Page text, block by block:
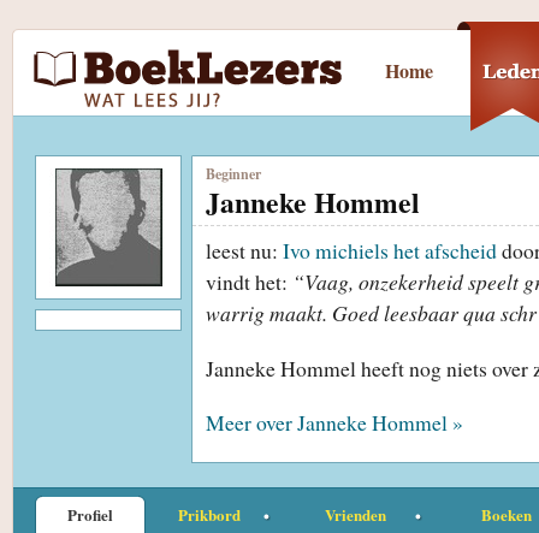
Home
Beginner
Janneke Hommel
leest nu: Ivo michiels het afscheid
vindt het: “Vaag, onzekerheid speelt
warrig maakt. Goed leesbaar qua
Janneke Hommel heeft nog niets
Meer over Janneke Hommel »
Profiel Prikbord Vrienden Boeken